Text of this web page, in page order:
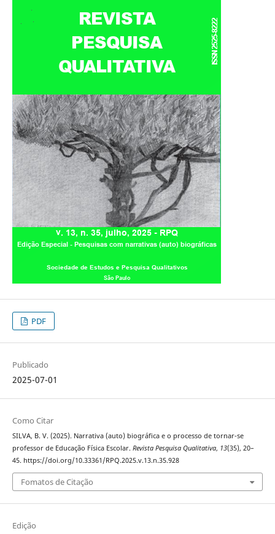
PDF
Publicado
2025-07-01
Como Citar
SILVA, B. V. (2025). Narrativa (auto) biográfica e o processo de tornar-se
professor de Educação Física Escolar. Revista Pesquisa Qualitativa, 13(35), 20–
45. https://doi.org/10.33361/RPQ.2025.v.13.n.35.928
Fomatos de Citação
Edição